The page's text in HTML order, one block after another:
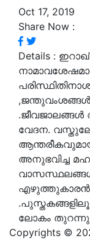
Oct 17, 2019
Share Now :
Details :
വേദന.
അനുഭവിച്ച
ലോകം
Copyrights ©